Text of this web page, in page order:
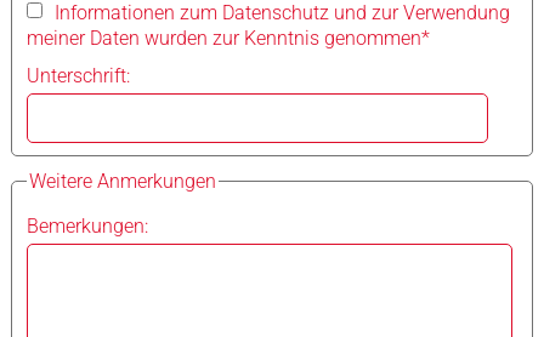
Informationen zum Datenschutz und zur Verwendung
meiner Daten wurden zur Kenntnis genommen*
Unterschrift:
Weitere Anmerkungen
Bemerkungen: